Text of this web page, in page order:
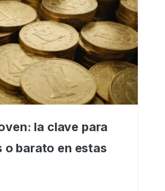
la clave para
o barato en estas